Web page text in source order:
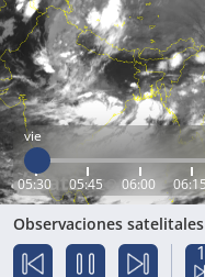
vie
05:30 05:45 06:00
Observaciones